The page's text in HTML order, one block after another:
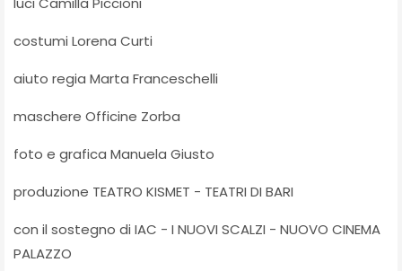
costumi Lorena Curti
aiuto regia Marta Franceschelli
maschere Officine Zorba
foto e grafica Manuela Giusto
produzione TEATRO KISMET - TEATRI DI BARI
con il sostegno di IAC - I NUOVI SCALZI - NUOVO CINEMA
PALAZZO